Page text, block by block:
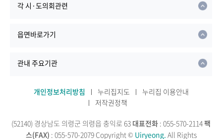
각 시·도의회관련
읍면바로가기
관내 주요기관
개인정보처리방침 누리집지도
누리집 이용안내
저작권정책
(52140) 경상남도 의령군 의령읍 충익로 63 대표전화 : 055-570-2114팩
스(FAX) : 055-570-2079 Copyright © Uiryeong. All Rights